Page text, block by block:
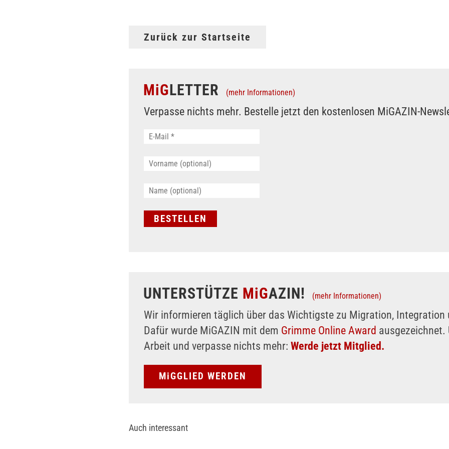
Zurück zur Startseite
MiGLETTER (mehr Informationen)
Verpasse nichts mehr. Bestelle jetzt den kostenlosen MiGAZIN-
UNTERSTÜTZE MiGAZIN! (mehr Informationen)
Wir informieren täglich über das Wichtigste zu Migration, Integration
Dafür wurde MiGAZIN mit dem Grimme Online Award
Arbeit und verpasse nichts mehr: Werde jetzt Mitglied.
MiGGLIED WERDEN
Auch interessant